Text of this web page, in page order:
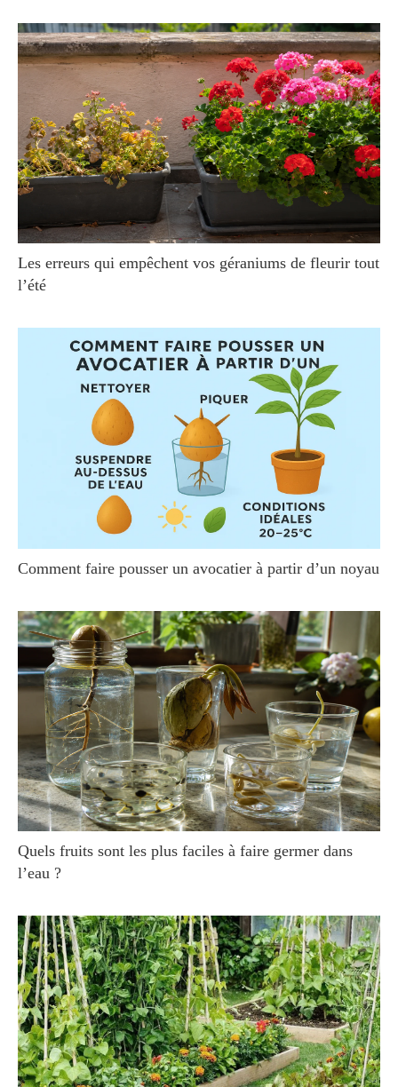
Les erreurs qui empêchent vos géraniums de fleurir tout
l’été
Comment faire pousser un avocatier à partir d’un noyau
Quels fruits sont les plus faciles à faire germer dans
l’eau ?